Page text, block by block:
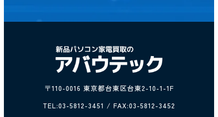
〒110-0016 東京都台東区台東2-10-1-1F
TEL:03-5812-3451 / FAX:03-5812-3452